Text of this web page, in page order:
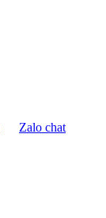
Zalo chat